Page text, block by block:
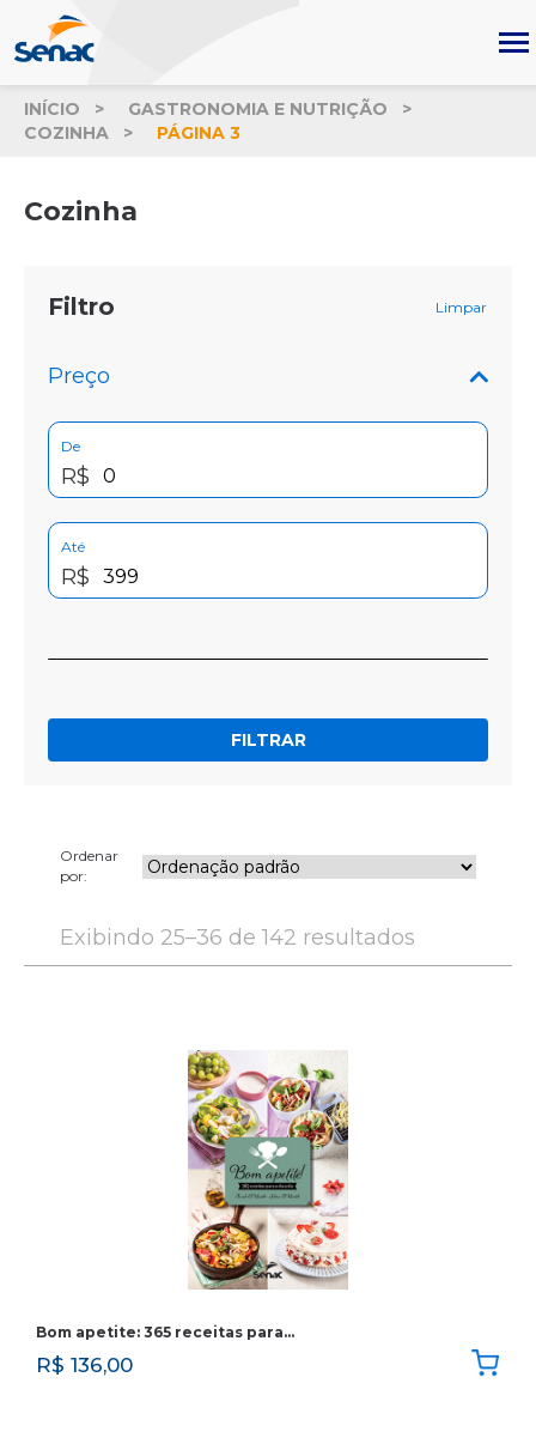
INÍCIO
GASTRONOMIA E NUTRIÇÃO
COZINHA
PÁGINA 3
Cozinha
Filtro Limpar
Preço
De
R$
Até
R$
FILTRAR
Ordenar
por:
Exibindo 25–36 de 142 resultados
Bom apetite: 365 receitas para…
R$ 136,00